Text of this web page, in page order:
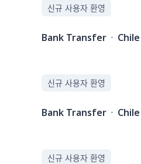
신규 사용자 환영
Bank Transfer · Chile
신규 사용자 환영
Bank Transfer · Chile
신규 사용자 환영